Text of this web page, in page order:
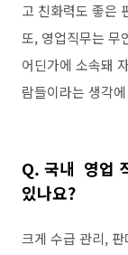
고 친화력도 좋은
또, 영업직무는 무
어딘가에 소속돼
람들이라는 생각
Q. 국내 영업
있나요?
크게 수급 관리, 판